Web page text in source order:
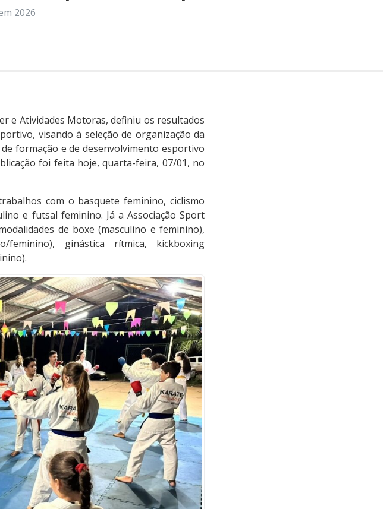
2026
e Atividades Motoras, definiu os resultados
visando à seleção de organização da
formação e de desenvolvimento esportivo
foi feita hoje, quarta-feira, 07/01, no
com o basquete feminino, ciclismo
e futsal feminino. Já a Associação Sport
de boxe (masculino e feminino),
ginástica rítmica, kickboxing